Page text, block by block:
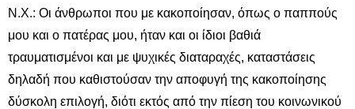
Ν.Χ.: Οι άνθρωποι που με κακοποίησαν, όπως ο παππούς
μου και ο πατέρας μου, ήταν και οι ίδιοι βαθιά
τραυματισμένοι και με ψυχικές διαταραχές, καταστάσεις
δηλαδή που καθιστούσαν την αποφυγή της κακοποίησης
δύσκολη επιλογή, διότι εκτός από την πίεση του κοινωνικού